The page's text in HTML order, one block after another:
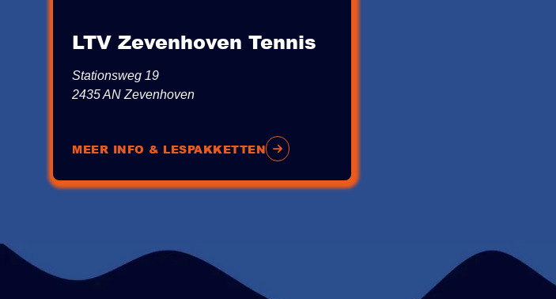
LTV Zevenhoven Tennis
Stationsweg 19
2435 AN Zevenhoven
MEER INFO & LESPAKKETTEN